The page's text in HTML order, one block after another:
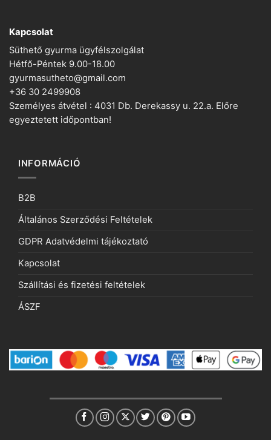
Kapcsolat
Süthető gyurma ügyfélszolgálat
Hétfő-Péntek 9.00-18.00
gyurmasutheto@gmail.com
+36 30 2499908
Személyes átvétel : 4031 Db. Derekassy u. 22.a. Előre
egyeztetett időpontban!
INFORMÁCIÓ
B2B
Általános Szerződési Feltételek
GDPR Adatvédelmi tájékoztató
Kapcsolat
Szállítási és fizetési feltételek
ÁSZF